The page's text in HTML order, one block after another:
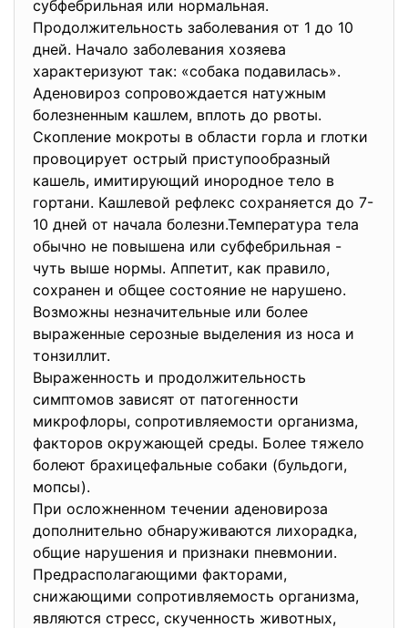
субфебрильная или нормальная.
Продолжительность заболевания от 1 до 10
дней. Начало заболевания хозяева
характеризуют так: «собака подавилась».
Аденовироз сопровождается натужным
болезненным кашлем, вплоть до рвоты.
Скопление мокроты в области горла и глотки
провоцирует острый приступообразный
кашель, имитирующий инородное тело в
гортани. Кашлевой рефлекс сохраняется до 7-
10 дней от начала болезни.Температура тела
обычно не повышена или субфебрильная -
чуть выше нормы. Аппетит, как правило,
сохранен и общее состояние не нарушено.
Возможны незначительные или более
выраженные серозные выделения из носа и
тонзиллит.
Выраженность и продолжительность
симптомов зависят от патогенности
микрофлоры, сопротивляемости организма,
факторов окружающей среды. Более тяжело
болеют брахицефальные собаки (бульдоги,
мопсы).
При осложненном течении аденовироза
дополнительно обнаруживаются лихорадка,
общие нарушения и признаки пневмонии.
Предрасполагающими факторами,
снижающими сопротивляемость организма,
являются стресс, скученность животных,